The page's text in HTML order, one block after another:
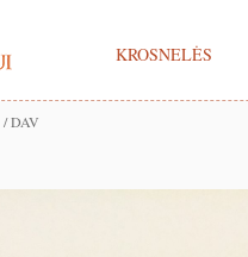
KROSNELĖS
/DAV